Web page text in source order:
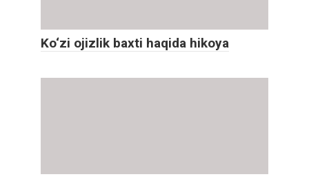
Ko‘zi ojizlik baxti haqida hikoya